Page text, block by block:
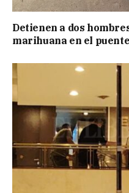
Detienen a dos
marihuana en el